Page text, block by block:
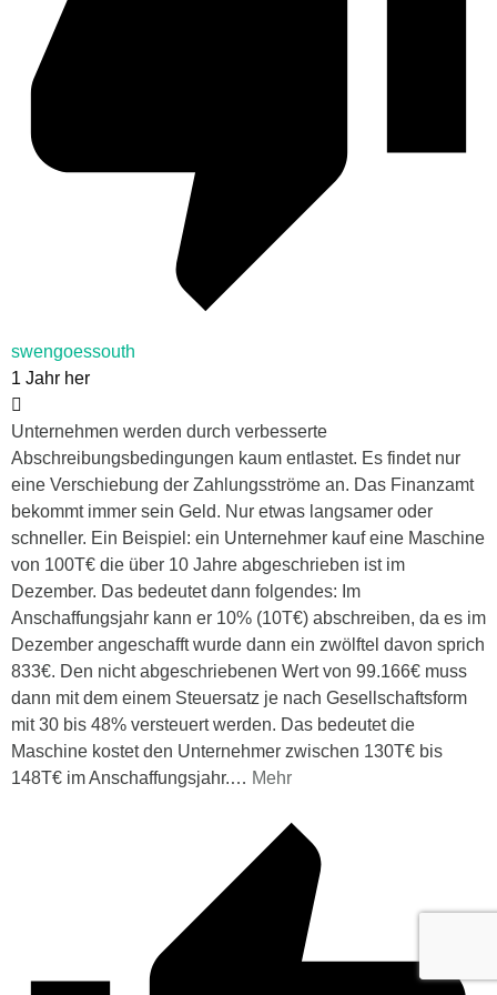
swengoessouth
1 Jahr her
Unternehmen werden durch verbesserte
Abschreibungsbedingungen kaum entlastet. Es findet nur
eine Verschiebung der Zahlungsströme an. Das Finanzamt
bekommt immer sein Geld. Nur etwas langsamer oder
schneller. Ein Beispiel: ein Unternehmer kauf eine Maschine
von 100T€ die über 10 Jahre abgeschrieben ist im
Dezember. Das bedeutet dann folgendes: Im
Anschaffungsjahr kann er 10% (10T€) abschreiben, da es im
Dezember angeschafft wurde dann ein zwölftel davon sprich
833€. Den nicht abgeschriebenen Wert von 99.166€ muss
dann mit dem einem Steuersatz je nach Gesellschaftsform
mit 30 bis 48% versteuert werden. Das bedeutet die
Maschine kostet den Unternehmer zwischen 130T€ bis
148T€ im Anschaffungsjahr.… Mehr